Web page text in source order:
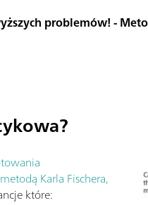
problemów! -
Karla Fischera,
które: